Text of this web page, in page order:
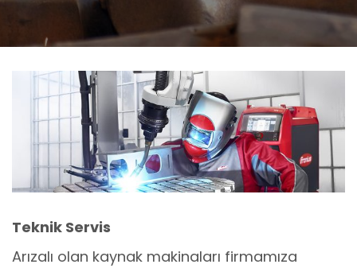
Teknik Servis
Arızalı olan kaynak makinaları firmamıza